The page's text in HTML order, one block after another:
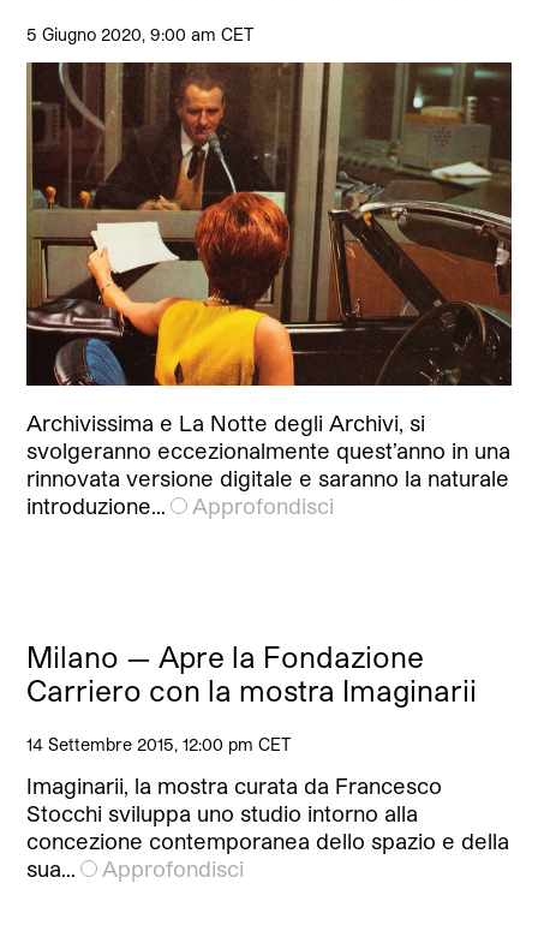
5 Giugno 2020, 9:00 am CET
Archivissima e La Notte degli Archivi, si
svolgeranno eccezionalmente quest’anno in una
rinnovata versione digitale e saranno la naturale
introduzione…
Approfondisci
Milano — Apre la Fondazione
Carriero con la mostra Imaginarii
14 Settembre 2015, 12:00 pm CET
Imaginarii, la mostra curata da Francesco
Stocchi sviluppa uno studio intorno alla
concezione contemporanea dello spazio e della
sua…
Approfondisci